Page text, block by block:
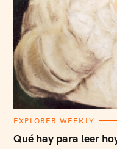
C
T
E
EXPLORER WEEKLY
Qué hay para leer